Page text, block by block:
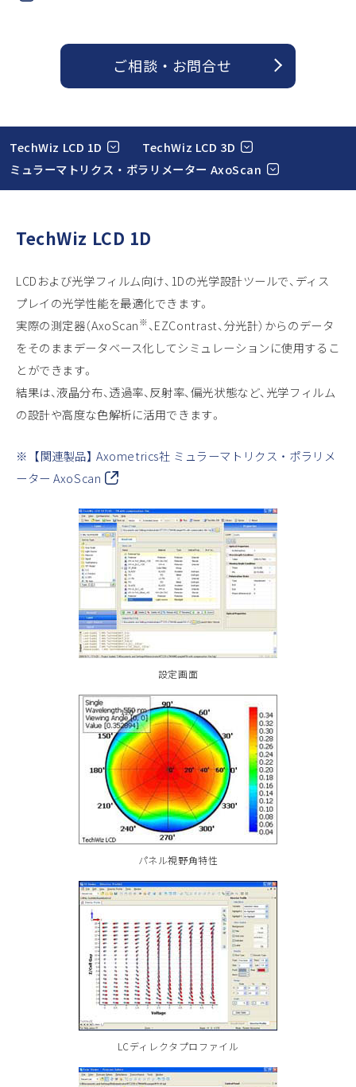
ご相談 ・ お問合せ
TechWiz LCD 1D
TechWiz LCD 3D
ミュラーマトリクス ・ ポラリメーター AxoScan
TechWiz LCD 1D
LCDおよび光学フィルム向け、1Dの光学設計ツールで、ディス
プレイの光学性能を最適化できます。
実際の測定器（AxoScan※、EZContrast、分光計）からのデータ
をそのままデータベース化してシミュレーションに使用するこ
とができます。
結果は、液晶分布、透過率、反射率、偏光状態など、光学フィルム
の設計や高度な色解析に活用できます。
※ 【関連製品】 Axometrics社 ミュラーマトリクス ・ ポラリメ
ーター AxoScan
設定画面
パネル視野角特性
LCディレクタプロファイル